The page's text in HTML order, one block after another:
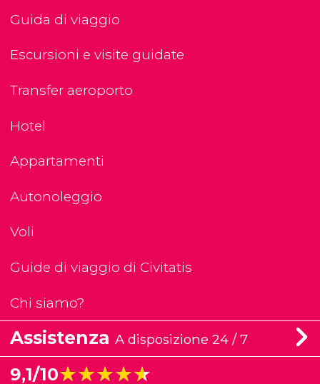
Guida di viaggio
Escursioni e visite guidate
Transfer aeroporto
Hotel
Appartamenti
Autonoleggio
Voli
Guide di viaggio di Civitatis
Chi siamo?
Assistenza A disposizione 24 / 7
9,1/10★★★★★
★★★★★